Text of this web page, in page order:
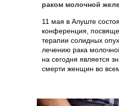
раком молочной
11 мая в Алуште
конференция,
терапии солидных
лечению рака
на сегодня является
смерти женщин во